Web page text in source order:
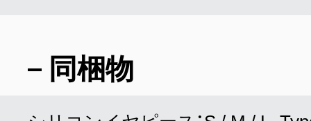
同梱物